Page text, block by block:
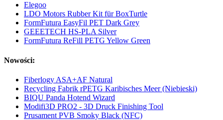
Elegoo
LDO Motors Rubber Kit für BoxTurtle
FormFutura EasyFil PET Dark Grey
GEEETECH HS-PLA Silver
FormFutura ReFill PETG Yellow Green
Nowości:
Fiberlogy ASA+AF Natural
Recycling Fabrik rPETG Karibisches Meer (Niebieski)
BIQU Panda Hotend Wizard
Modifi3D PRO2 - 3D Druck Finishing Tool
Prusament PVB Smoky Black (NFC)